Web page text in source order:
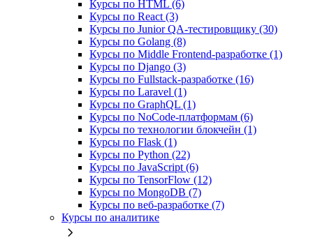
Курсы по HTML (6)
Курсы по React (3)
Курсы по Junior QA-тестировщику (30)
Курсы по Golang (8)
Курсы по Middle Frontend-разработке (1)
Курсы по Django (3)
Курсы по Fullstack‑разработке (16)
Курсы по Laravel (1)
Курсы по GraphQL (1)
Курсы по NoCode‑платформам (6)
Курсы по технологии блокчейн (1)
Курсы по Flask (1)
Курсы по Python (22)
Курсы по JavaScript (6)
Курсы по TensorFlow (12)
Курсы по MongoDB (7)
Курсы по веб‑разработке (7)
Курсы по аналитике